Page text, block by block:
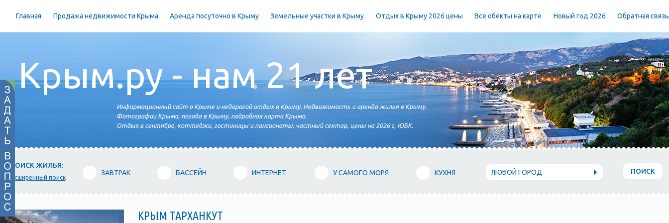
Главная Продажа недвижимости Крыма Аренда посуточно в Крыму Земельные участки в Крыму Отдых в Крыму 2026 цены Все обекты на карте Новый год 2026 Обратная связь
Крым.ру - нам 21 лет
Информационный сайт о Крыме и недорогой отдых в Крыму. Недвижимость и аренда жилья в Крыму.
Фотографии Крыма, погода в Крыму, подробная карта Крыма.
Отдых в сентябре, коттеджи, гостиницы и пансионаты, частный сектор, цены на 2026 г, ЮБК.
ПОИСК ЖИЛЬЯ:
расширенный поиск
ЗАВТРАК БАССЕЙН ИНТЕРНЕТ У САМОГО МОРЯ КУХНЯ ЛЮБОЙ ГОРОД ПОИСК
КРЫМ ТАРХАНКУТ